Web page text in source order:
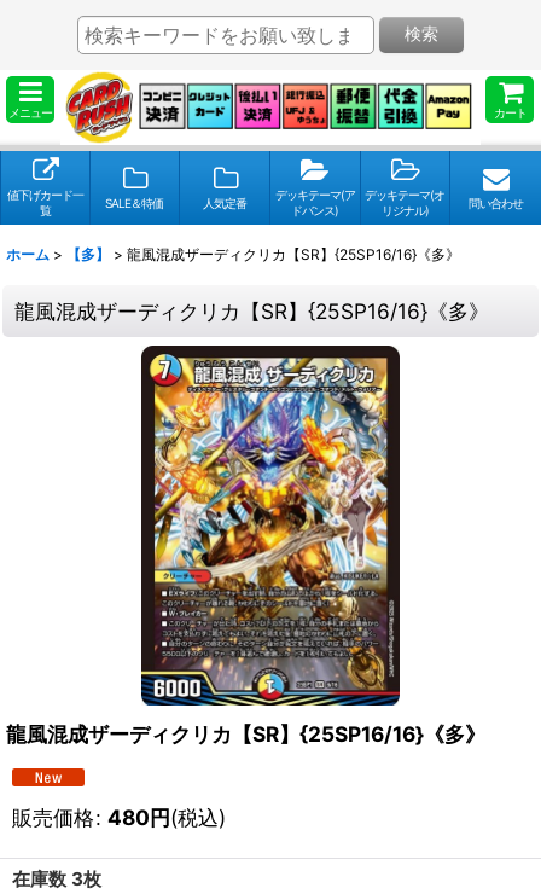
メニュー カート
検索
値下げカード一
覧
SALE＆特価 人気定番
デッキテーマ(ア
ドバンス)
デッキテーマ(オ
リジナル)
問い合わせ
ホーム > 【多】 > 龍風混成ザーディクリカ【SR】{25SP16/16}《多》
龍風混成ザーディクリカ【SR】{25SP16/16}《多》
龍風混成ザーディクリカ【SR】{25SP16/16}《多》
販売価格: 480円(税込)
在庫数 3枚